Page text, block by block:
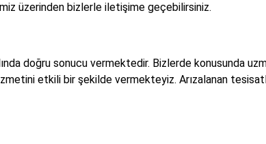
üzerinden bizlerle iletişime geçebilirsiniz.
doğru sonucu vermektedir. Bizlerde konusunda
etkili bir şekilde vermekteyiz. Arızalanan